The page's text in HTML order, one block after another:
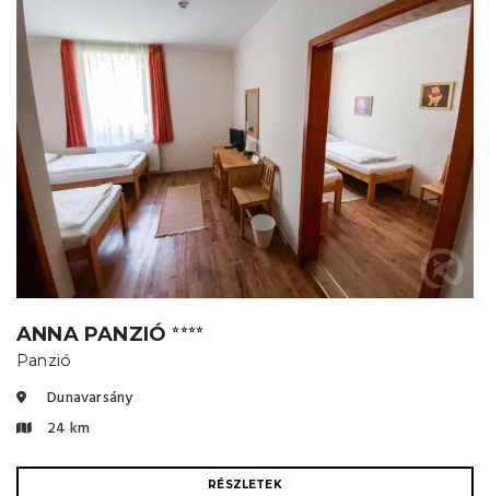
ANNA PANZIÓ⭐⭐⭐⭐
Panzió
Dunavarsány
24 km
RÉSZLETEK